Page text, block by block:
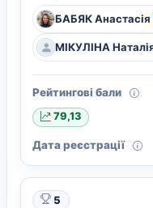
БАБЯК Анастасія
МІКУЛІНА
Рейтингові бали
79,13
Дата реєстрації
5